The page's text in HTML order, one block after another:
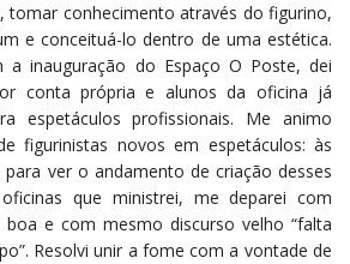
tomar conhecimento através do figurino,
e conceituá-lo dentro de uma estética.
a inauguração do Espaço O Poste, dei
conta própria e alunos da oficina já
espetáculos profissionais. Me animo
figurinistas novos em espetáculos: às
ver o andamento de criação desses
que ministrei, me deparei com
e com mesmo discurso velho “falta
Resolvi unir a fome com a vontade de